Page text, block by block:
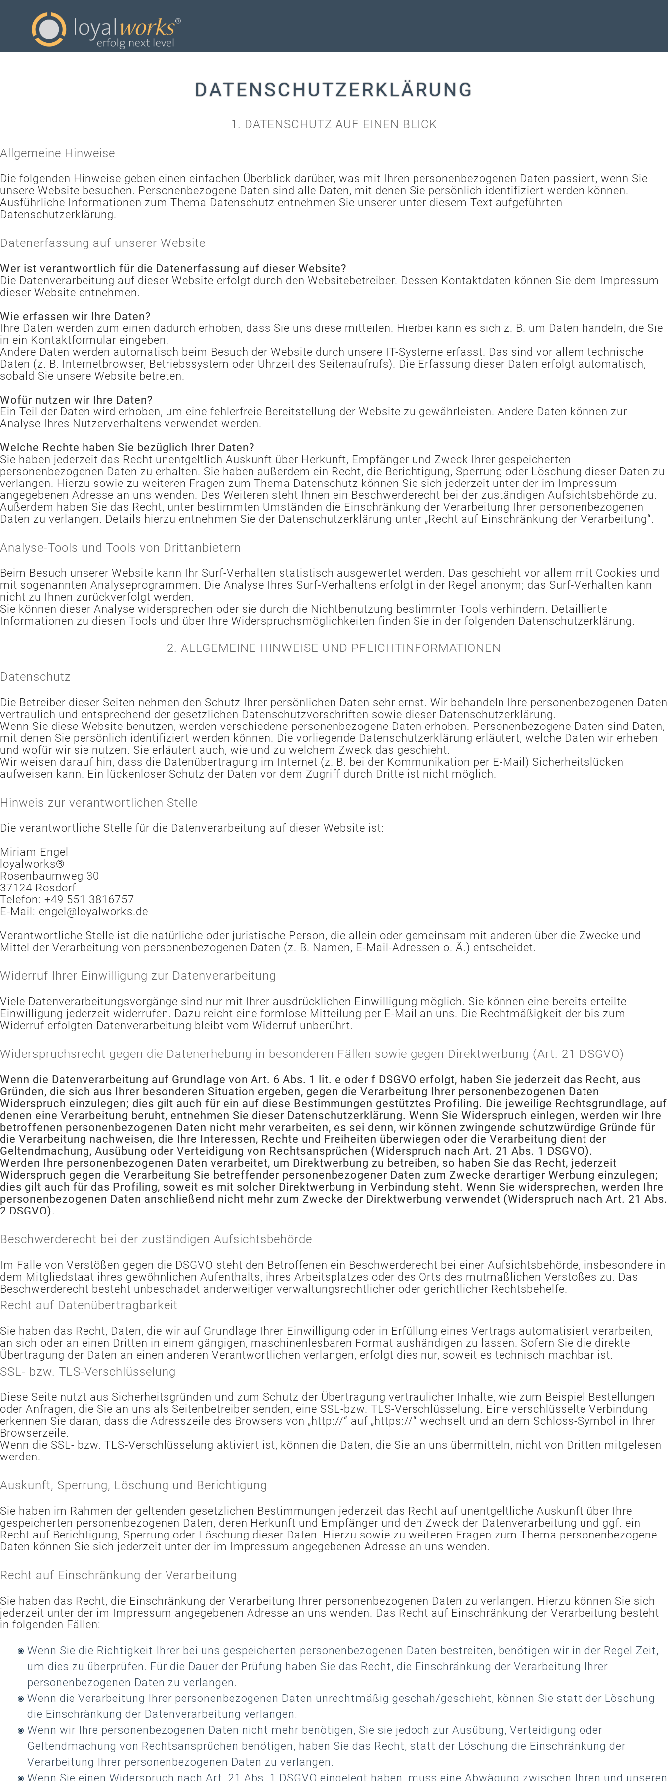
DATENSCHUTZERKLÄRUNG
1. DATENSCHUTZ AUF EINEN BLICK
Allgemeine Hinweise
Die folgenden Hinweise geben einen einfachen Überblick darüber, was mit Ihren personenbezogenen Daten passiert, wenn Sie
unsere Website besuchen. Personenbezogene Daten sind alle Daten, mit denen Sie persönlich identifiziert werden können.
Ausführliche Informationen zum Thema Datenschutz entnehmen Sie unserer unter diesem Text aufgeführten
Datenschutzerklärung.
Datenerfassung auf unserer Website
Wer ist verantwortlich für die Datenerfassung auf dieser Website?
Die Datenverarbeitung auf dieser Website erfolgt durch den Websitebetreiber. Dessen Kontaktdaten können Sie dem Impressum
dieser Website entnehmen.
Wie erfassen wir Ihre Daten?
Ihre Daten werden zum einen dadurch erhoben, dass Sie uns diese mitteilen. Hierbei kann es sich z. B. um Daten handeln, die Sie
in ein Kontaktformular eingeben.
Andere Daten werden automatisch beim Besuch der Website durch unsere IT-Systeme erfasst. Das sind vor allem technische
Daten (z. B. Internetbrowser, Betriebssystem oder Uhrzeit des Seitenaufrufs). Die Erfassung dieser Daten erfolgt automatisch,
sobald Sie unsere Website betreten.
Wofür nutzen wir Ihre Daten?
Ein Teil der Daten wird erhoben, um eine fehlerfreie Bereitstellung der Website zu gewährleisten. Andere Daten können zur
Analyse Ihres Nutzerverhaltens verwendet werden.
Welche Rechte haben Sie bezüglich Ihrer Daten?
Sie haben jederzeit das Recht unentgeltlich Auskunft über Herkunft, Empfänger und Zweck Ihrer gespeicherten
personenbezogenen Daten zu erhalten. Sie haben außerdem ein Recht, die Berichtigung, Sperrung oder Löschung dieser Daten zu
verlangen. Hierzu sowie zu weiteren Fragen zum Thema Datenschutz können Sie sich jederzeit unter der im Impressum
angegebenen Adresse an uns wenden. Des Weiteren steht Ihnen ein Beschwerderecht bei der zuständigen Aufsichtsbehörde zu.
Außerdem haben Sie das Recht, unter bestimmten Umständen die Einschränkung der Verarbeitung Ihrer personenbezogenen
Daten zu verlangen. Details hierzu entnehmen Sie der Datenschutzerklärung unter „Recht auf Einschränkung der Verarbeitung“.
Analyse-Tools und Tools von Drittanbietern
Beim Besuch unserer Website kann Ihr Surf-Verhalten statistisch ausgewertet werden. Das geschieht vor allem mit Cookies und
mit sogenannten Analyseprogrammen. Die Analyse Ihres Surf-Verhaltens erfolgt in der Regel anonym; das Surf-Verhalten kann
nicht zu Ihnen zurückverfolgt werden.
Sie können dieser Analyse widersprechen oder sie durch die Nichtbenutzung bestimmter Tools verhindern. Detaillierte
Informationen zu diesen Tools und über Ihre Widerspruchsmöglichkeiten finden Sie in der folgenden Datenschutzerklärung.
2. ALLGEMEINE HINWEISE UND PFLICHTINFORMATIONEN
Datenschutz
Die Betreiber dieser Seiten nehmen den Schutz Ihrer persönlichen Daten sehr ernst. Wir behandeln Ihre personenbezogenen Daten
vertraulich und entsprechend der gesetzlichen Datenschutzvorschriften sowie dieser Datenschutzerklärung.
Wenn Sie diese Website benutzen, werden verschiedene personenbezogene Daten erhoben. Personenbezogene Daten sind Daten,
mit denen Sie persönlich identifiziert werden können. Die vorliegende Datenschutzerklärung erläutert, welche Daten wir erheben
und wofür wir sie nutzen. Sie erläutert auch, wie und zu welchem Zweck das geschieht.
Wir weisen darauf hin, dass die Datenübertragung im Internet (z. B. bei der Kommunikation per E-Mail) Sicherheitslücken
aufweisen kann. Ein lückenloser Schutz der Daten vor dem Zugriff durch Dritte ist nicht möglich.
Hinweis zur verantwortlichen Stelle
Die verantwortliche Stelle für die Datenverarbeitung auf dieser Website ist:
Miriam Engel
loyalworks®
Rosenbaumweg 30
37124 Rosdorf
Telefon: +49 551 3816757
E-Mail: engel@loyalworks.de
Verantwortliche Stelle ist die natürliche oder juristische Person, die allein oder gemeinsam mit anderen über die Zwecke und
Mittel der Verarbeitung von personenbezogenen Daten (z. B. Namen, E-Mail-Adressen o. Ä.) entscheidet.
Widerruf Ihrer Einwilligung zur Datenverarbeitung
Viele Datenverarbeitungsvorgänge sind nur mit Ihrer ausdrücklichen Einwilligung möglich. Sie können eine bereits erteilte
Einwilligung jederzeit widerrufen. Dazu reicht eine formlose Mitteilung per E-Mail an uns. Die Rechtmäßigkeit der bis zum
Widerruf erfolgten Datenverarbeitung bleibt vom Widerruf unberührt.
Widerspruchsrecht gegen die Datenerhebung in besonderen Fällen sowie gegen Direktwerbung (Art. 21 DSGVO)
Wenn die Datenverarbeitung auf Grundlage von Art. 6 Abs. 1 lit. e oder f DSGVO erfolgt, haben Sie jederzeit das Recht, aus
Gründen, die sich aus Ihrer besonderen Situation ergeben, gegen die Verarbeitung Ihrer personenbezogenen Daten
Widerspruch einzulegen; dies gilt auch für ein auf diese Bestimmungen gestütztes Profiling. Die jeweilige Rechtsgrundlage, auf
denen eine Verarbeitung beruht, entnehmen Sie dieser Datenschutzerklärung. Wenn Sie Widerspruch einlegen, werden wir Ihre
betroffenen personenbezogenen Daten nicht mehr verarbeiten, es sei denn, wir können zwingende schutzwürdige Gründe für
die Verarbeitung nachweisen, die Ihre Interessen, Rechte und Freiheiten überwiegen oder die Verarbeitung dient der
Geltendmachung, Ausübung oder Verteidigung von Rechtsansprüchen (Widerspruch nach Art. 21 Abs. 1 DSGVO).
Werden Ihre personenbezogenen Daten verarbeitet, um Direktwerbung zu betreiben, so haben Sie das Recht, jederzeit
Widerspruch gegen die Verarbeitung Sie betreffender personenbezogener Daten zum Zwecke derartiger Werbung einzulegen;
dies gilt auch für das Profiling, soweit es mit solcher Direktwerbung in Verbindung steht. Wenn Sie widersprechen, werden Ihre
personenbezogenen Daten anschließend nicht mehr zum Zwecke der Direktwerbung verwendet (Widerspruch nach Art. 21 Abs.
2 DSGVO).
Beschwerderecht bei der zuständigen Aufsichtsbehörde
Im Falle von Verstößen gegen die DSGVO steht den Betroffenen ein Beschwerderecht bei einer Aufsichtsbehörde, insbesondere in
dem Mitgliedstaat ihres gewöhnlichen Aufenthalts, ihres Arbeitsplatzes oder des Orts des mutmaßlichen Verstoßes zu. Das
Beschwerderecht besteht unbeschadet anderweitiger verwaltungsrechtlicher oder gerichtlicher Rechtsbehelfe.
Recht auf Datenübertragbarkeit
Sie haben das Recht, Daten, die wir auf Grundlage Ihrer Einwilligung oder in Erfüllung eines Vertrags automatisiert verarbeiten,
an sich oder an einen Dritten in einem gängigen, maschinenlesbaren Format aushändigen zu lassen. Sofern Sie die direkte
Übertragung der Daten an einen anderen Verantwortlichen verlangen, erfolgt dies nur, soweit es technisch machbar ist.
SSL- bzw. TLS-Verschlüsselung
Diese Seite nutzt aus Sicherheitsgründen und zum Schutz der Übertragung vertraulicher Inhalte, wie zum Beispiel Bestellungen
oder Anfragen, die Sie an uns als Seitenbetreiber senden, eine SSL-bzw. TLS-Verschlüsselung. Eine verschlüsselte Verbindung
erkennen Sie daran, dass die Adresszeile des Browsers von „http://“ auf „https://“ wechselt und an dem Schloss-Symbol in Ihrer
Browserzeile.
Wenn die SSL- bzw. TLS-Verschlüsselung aktiviert ist, können die Daten, die Sie an uns übermitteln, nicht von Dritten mitgelesen
werden.
Auskunft, Sperrung, Löschung und Berichtigung
Sie haben im Rahmen der geltenden gesetzlichen Bestimmungen jederzeit das Recht auf unentgeltliche Auskunft über Ihre
gespeicherten personenbezogenen Daten, deren Herkunft und Empfänger und den Zweck der Datenverarbeitung und ggf. ein
Recht auf Berichtigung, Sperrung oder Löschung dieser Daten. Hierzu sowie zu weiteren Fragen zum Thema personenbezogene
Daten können Sie sich jederzeit unter der im Impressum angegebenen Adresse an uns wenden.
Recht auf Einschränkung der Verarbeitung
Sie haben das Recht, die Einschränkung der Verarbeitung Ihrer personenbezogenen Daten zu verlangen. Hierzu können Sie sich
jederzeit unter der im Impressum angegebenen Adresse an uns wenden. Das Recht auf Einschränkung der Verarbeitung besteht
in folgenden Fällen:
Wenn Sie die Richtigkeit Ihrer bei uns gespeicherten personenbezogenen Daten bestreiten, benötigen wir in der Regel Zeit,
um dies zu überprüfen. Für die Dauer der Prüfung haben Sie das Recht, die Einschränkung der Verarbeitung Ihrer
personenbezogenen Daten zu verlangen.
Wenn die Verarbeitung Ihrer personenbezogenen Daten unrechtmäßig geschah/geschieht, können Sie statt der Löschung
die Einschränkung der Datenverarbeitung verlangen.
Wenn wir Ihre personenbezogenen Daten nicht mehr benötigen, Sie sie jedoch zur Ausübung, Verteidigung oder
Geltendmachung von Rechtsansprüchen benötigen, haben Sie das Recht, statt der Löschung die Einschränkung der
Verarbeitung Ihrer personenbezogenen Daten zu verlangen.
Wenn Sie einen Widerspruch nach Art. 21 Abs. 1 DSGVO eingelegt haben, muss eine Abwägung zwischen Ihren und unseren